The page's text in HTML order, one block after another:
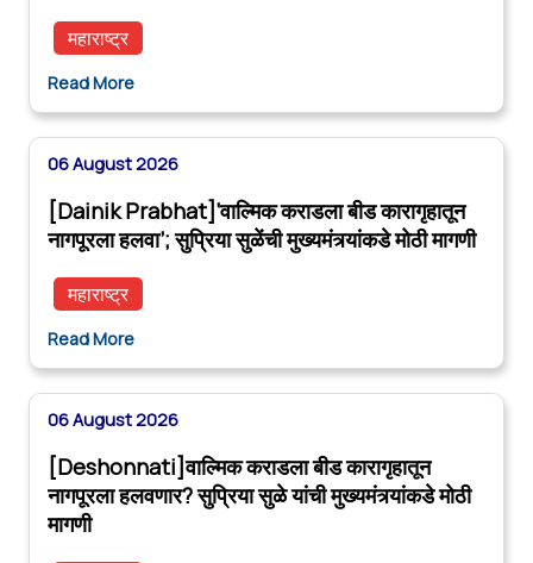
महाराष्ट्र
Read More
06 August 2026
[Dainik Prabhat]‘वाल्मिक कराडला बीड कारागृहातून
नागपूरला हलवा’; सुप्रिया सुळेंची मुख्यमंत्र्यांकडे मोठी मागणी
महाराष्ट्र
Read More
06 August 2026
[Deshonnati]वाल्मिक कराडला बीड कारागृहातून
नागपूरला हलवणार? सुप्रिया सुळे यांची मुख्यमंत्र्यांकडे मोठी
मागणी